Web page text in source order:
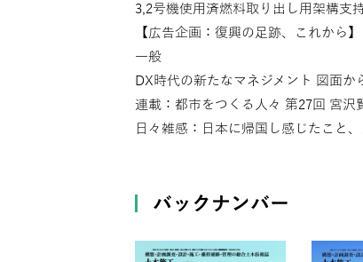
3,2号機使用済燃料取り出し用架構支
【広告企画：復興の足跡、これから】
一般
DX時代の新たなマネジメント 図面か
連載：都市をつくる人々 第27回 宮沢
日々雑感：日本に帰国し感じたこと
バックナンバー